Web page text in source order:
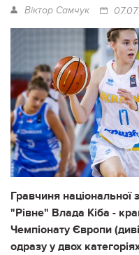
Віктор Самчук
Гравчиня національної
"Рівне" Влада Кіба -
Чемпіонату Європи
одразу у двох